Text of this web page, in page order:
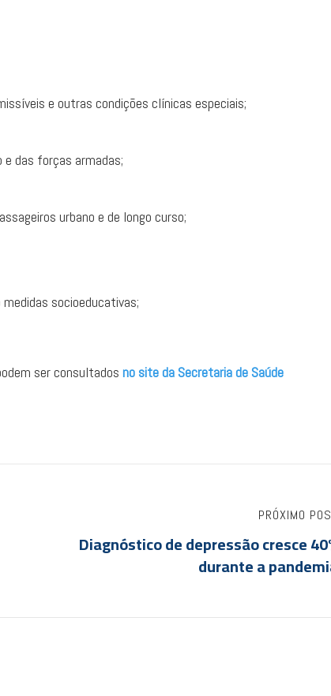
e outras condições clínicas especiais;
das forças armadas;
urbano e de longo curso;
socioeducativas;
ser consultados no site da Secretaria de Saúde
PRÓXIMO
Diagnóstico de depressão cresce
durante a